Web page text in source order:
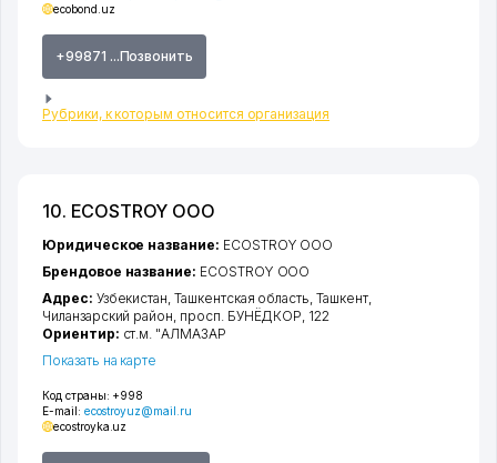
ecobond.uz
+99871 ...Позвонить
Рубрики, к которым относится организация
10. ECOSTROY ООО
Код страны: +998
E-mail: ecostroyuz@mail.ru
ecostroyka.uz
Юридическое название: ECOSTROY ООО
Брендовое название: ECOSTROY ООО
Адрес: Узбекистан,Ташкентская область ,Ташкент,
Чиланзарский район просп. БУНЁДКОР , 122
Ориентир: ст.м. "АЛМАЗАР
Показать на карте